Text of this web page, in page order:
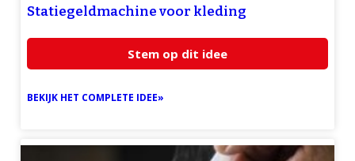
Statiegeldmachine voor kleding
Stem op dit idee
BEKIJK HET COMPLETE IDEE»